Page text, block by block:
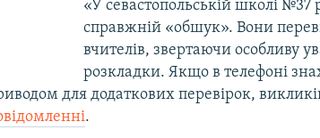
«У севастопольській школі №37
справжній «обшук». Вони
вчителів, звертаючи особливу
розкладки. Якщо в телефоні
для додаткових перевірок,
.